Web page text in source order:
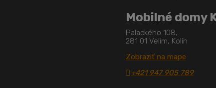
Mobilné domy
Palackého 108,
281 01 Velim, Kolín
Zobraziť na mape
+421 947 905 789